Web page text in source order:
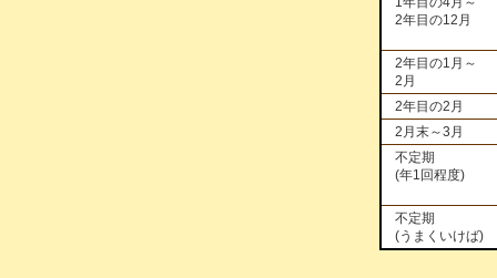
2年目の12月
2年目の1月～
2月
2年目の2月
2月末～3月
不定期
(年1回程度)
不定期
(うまくいけば)